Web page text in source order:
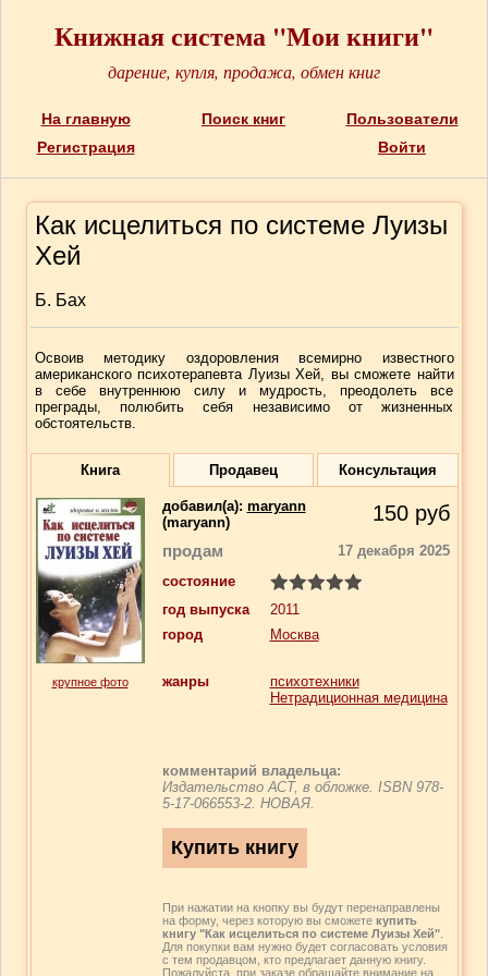
Книжная система "Мои книги"
дарение, купля, продажа, обмен книг
На главную Поиск книг
Пользователи
Регистрация
Войти
Как исцелиться по системе Луизы
Хей
Б. Бах
Освоив методику оздоровления всемирно известного
американского психотерапевта Луизы Хей, вы сможете найти
в себе внутреннюю силу и мудрость, преодолеть все
преграды, полюбить себя независимо от жизненных
обстоятельств.
Книга Продавец Консультация
крупное фото
добавил(a): maryann
(maryann)
150 руб
продам
17 декабря 2025
состояние
год выпуска
2011
город
Москва
жанры
психотехники
Нетрадиционная медицина
комментарий владельца:
Издательство АСТ, в обложке. ISBN 978-
5-17-066553-2. НОВАЯ.
При нажатии на кнопку вы будут перенаправлены
на форму, через которую вы сможете купить
книгу "Как исцелиться по системе Луизы Хей".
Для покупки вам нужно будет согласовать условия
с тем продавцом, кто предлагает данную книгу.
Пожалуйста, при заказе обращайте внимание на